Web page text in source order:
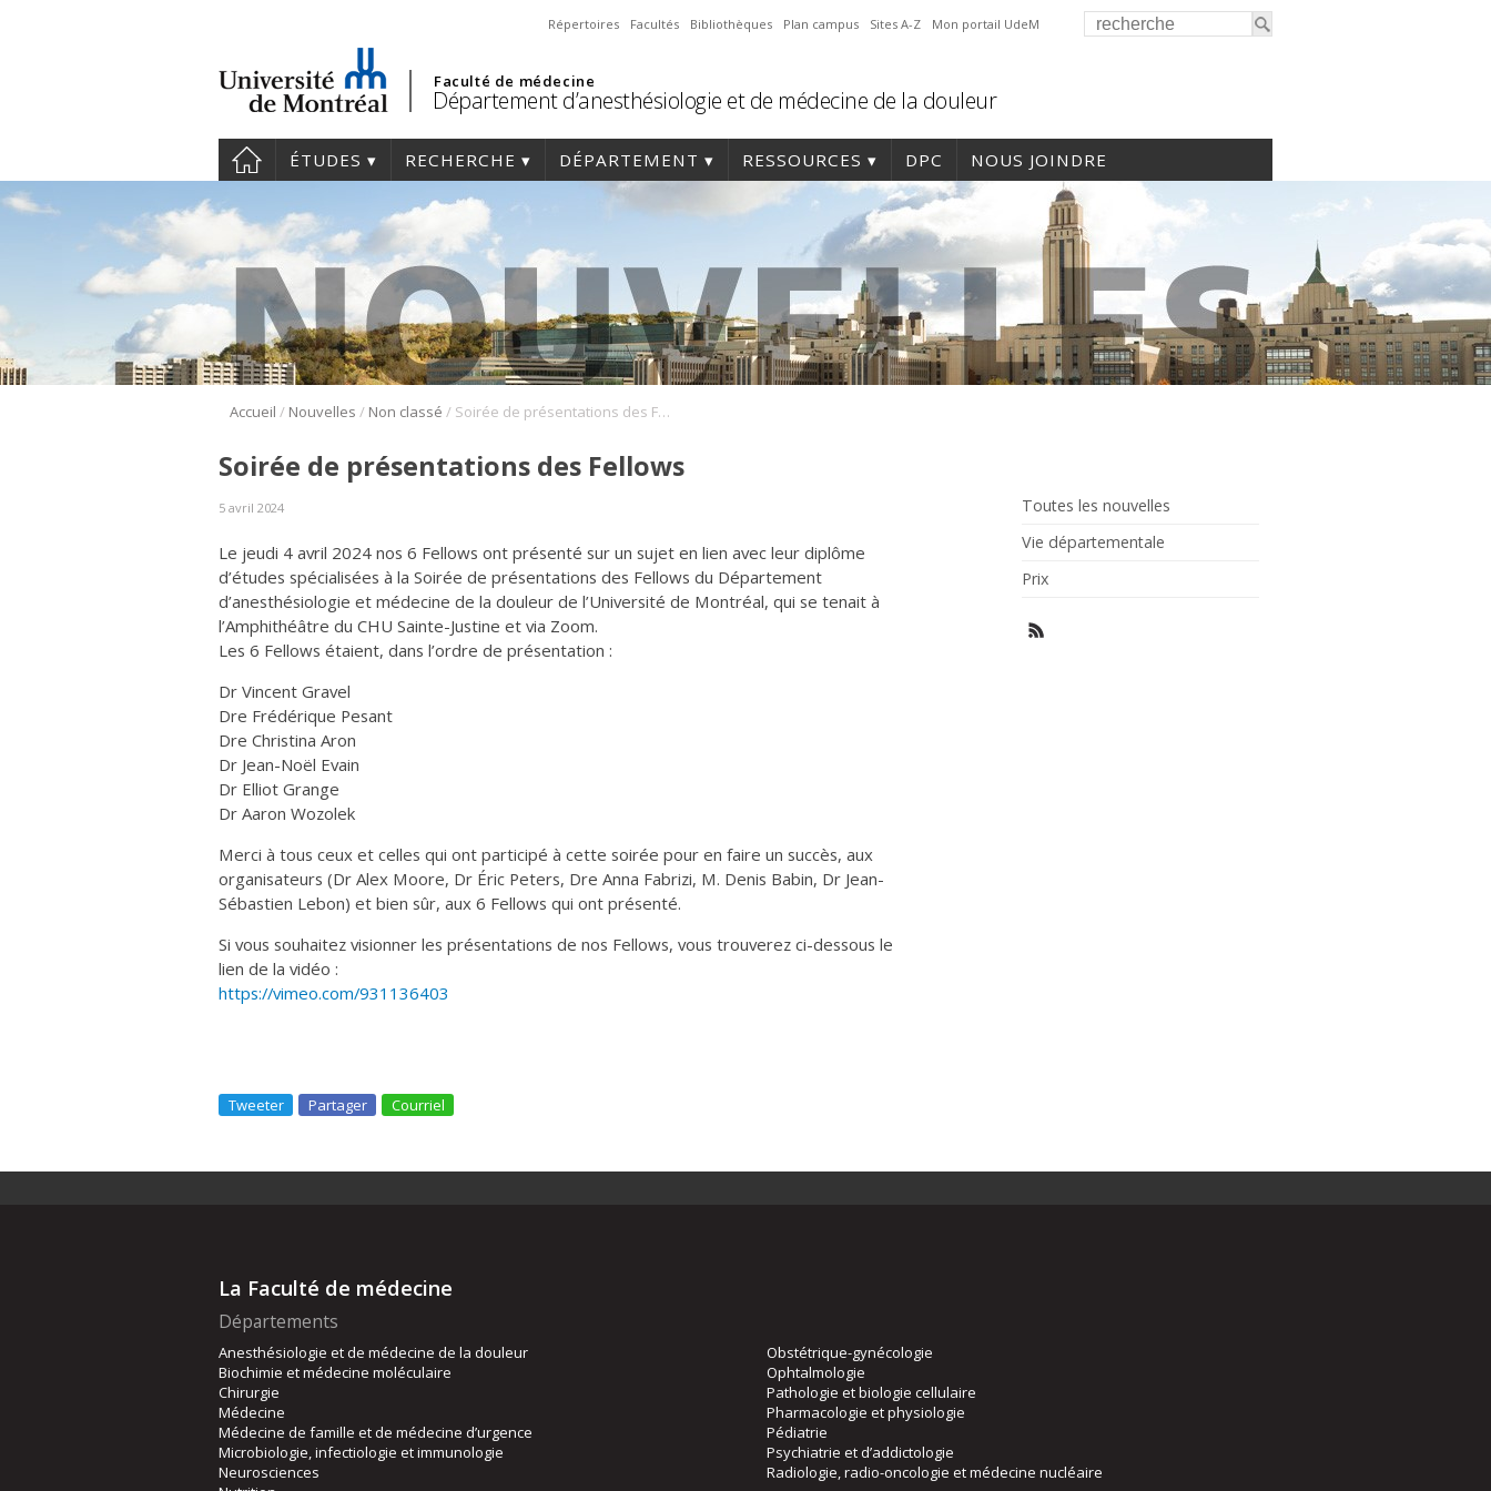
Répertoires Facultés Bibliothèques Plan campus Sites A-Z Mon portail UdeM
Faculté de médecine
Département d’anesthésiologie et de médecine de la douleur
ÉTUDES RECHERCHE DÉPARTEMENT RESSOURCES DPC NOUS JOINDRE
Accueil / Nouvelles / Non classé / Soirée de présentations des Fellows
Toutes les nouvelles
Vie départementale
Prix
Soirée de présentations des Fellows
5 avril 2024
Le jeudi 4 avril 2024 nos 6 Fellows ont présenté sur un sujet en lien avec leur diplôme
d’études spécialisées à la Soirée de présentations des Fellows du Département
d’anesthésiologie et médecine de la douleur de l’Université de Montréal, qui se tenait à
l’Amphithéâtre du CHU Sainte-Justine et via Zoom.
Les 6 Fellows étaient, dans l’ordre de présentation :
Dr Vincent Gravel
Dre Frédérique Pesant
Dre Christina Aron
Dr Jean-Noël Evain
Dr Elliot Grange
Dr Aaron Wozolek
Merci à tous ceux et celles qui ont participé à cette soirée pour en faire un succès, aux
organisateurs (Dr Alex Moore, Dr Éric Peters, Dre Anna Fabrizi, M. Denis Babin, Dr Jean-
Sébastien Lebon) et bien sûr, aux 6 Fellows qui ont présenté.
Si vous souhaitez visionner les présentations de nos Fellows, vous trouverez ci-dessous le
lien de la vidéo :
https://vimeo.com/931136403
Tweeter Partager Courriel
La Faculté de médecine
Départements
Anesthésiologie et de médecine de la douleur
Biochimie et médecine moléculaire
Chirurgie
Médecine
Médecine de famille et de médecine d’urgence
Microbiologie, infectiologie et immunologie
Neurosciences
Obstétrique-gynécologie
Ophtalmologie
Pathologie et biologie cellulaire
Pharmacologie et physiologie
Pédiatrie
Psychiatrie et d’addictologie
Radiologie, radio-oncologie et médecine nucléaire